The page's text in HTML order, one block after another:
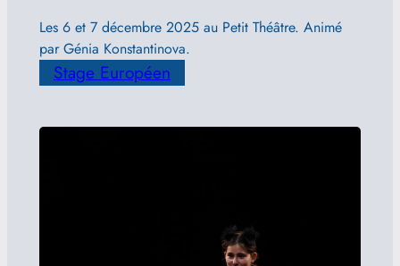
Les 6 et 7 décembre 2025 au Petit Théâtre. Animé
par Génia Konstantinova.
Stage Européen